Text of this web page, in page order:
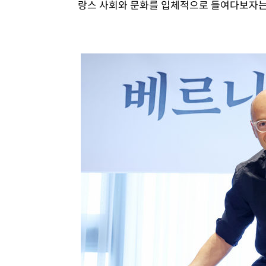
랑스 사회와 문화를 입체적으로 들여다보자